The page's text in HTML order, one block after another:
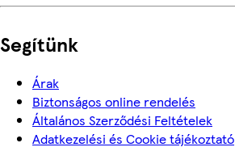
Segítünk
Árak
Biztonságos online rendelés
Általános Szerződési Feltételek
Adatkezelési és Cookie tájékoztató